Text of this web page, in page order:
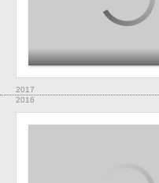
2017
2016